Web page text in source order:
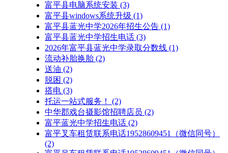
富平县电脑系统安装 (3)
富平县windows系统升级 (1)
富平县蓝光中学2026年招生公告 (1)
富平县蓝光中学招生电话 (3)
2026年富平县蓝光中学录取分数线 (1)
流动补胎换胎 (2)
送油 (2)
脱困 (2)
搭电 (3)
托运一站式服务！
(2)
中华郡戏台摄影馆招聘店员 (2)
富平蓝光中学招生电话 (2)
富平叉车租赁联系电话19528609451（微信同号）
(2)